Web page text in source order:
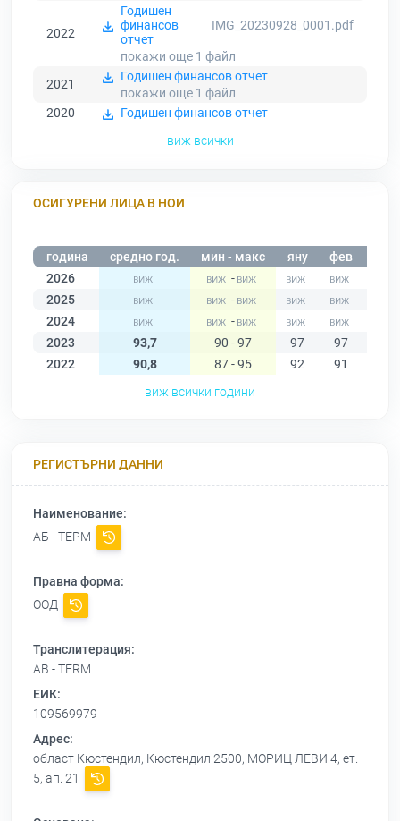
2022
Годишен
финансов
отчет
IMG_20230928_0001.pdf
покажи още 1 файл
2021
Годишен финансов отчет
покажи още 1 файл
2020
Годишен финансов отчет
виж всички
ОСИГУРЕНИ ЛИЦА В НОИ
година средно год. мин - макс яну фев
2026
-
2025
-
2024
-
2023
93,7 90 - 97 97 97
2022
90,8 87 - 95 92 91
виж всички години
РЕГИСТЪРНИ ДАННИ
Наименование:
АБ - ТЕРМ
Правна форма:
ООД
Транслитерация:
AB - TERM
ЕИК:
109569979
Адрес:
област Кюстендил, Кюстендил 2500, МОРИЦ ЛЕВИ 4, ет.
5, ап. 21